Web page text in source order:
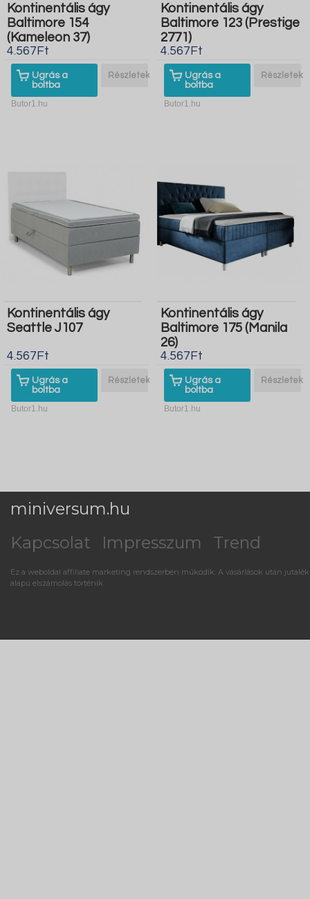
Kontinentális ágy
Baltimore 154
(Kameleon 37)
4.567Ft
Ugrás a
boltba
Részletek
Butor1.hu
Kontinentális ágy
Baltimore 123 (Prestige
2771)
4.567Ft
Ugrás a
boltba
Részletek
Butor1.hu
Kontinentális ágy
Seattle J107
4.567Ft
Ugrás a
boltba
Részletek
Butor1.hu
Kontinentális ágy
Baltimore 175 (Manila
26)
4.567Ft
Ugrás a
boltba
Részletek
Butor1.hu
miniversum.hu
Kapcsolat
Impresszum Trend
Ez a weboldal affiliate marketing rendszerben működik. A vásárlások után jutalék
alapú elszámolás történik.